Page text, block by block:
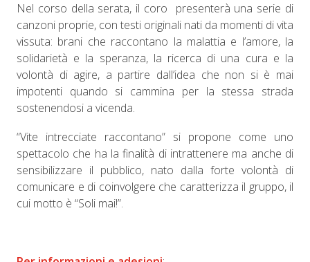
Nel corso della serata, il coro presenterà una serie di
canzoni proprie, con testi originali nati da momenti di vita
vissuta: brani che raccontano la malattia e l’amore, la
solidarietà e la speranza, la ricerca di una cura e la
volontà di agire, a partire dall’idea che non si è mai
impotenti quando si cammina per la stessa strada
sostenendosi a vicenda.
“Vite intrecciate raccontano” si propone come uno
spettacolo che ha la finalità di intrattenere ma anche di
sensibilizzare il pubblico, nato dalla forte volontà di
comunicare e di coinvolgere che caratterizza il gruppo, il
cui motto è “Soli mai!”.